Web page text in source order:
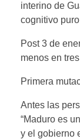
interino de
cognitivo
Post 3 de
menos en
Primera
Antes las
“Maduro es
y el gobierno